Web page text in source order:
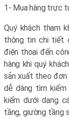
1- Mua hàng trực
Quý khách tham
thông tin chi tiết
điện thoại đến
hàng khi quý
sản xuất theo đơn
dễ dàng tìm
kiếm dưới dạng
tầng, giường tầng